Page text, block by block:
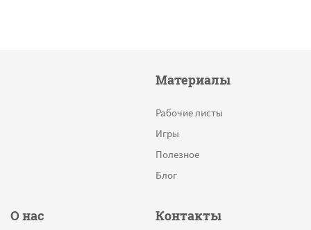
Материалы
Рабочие листы
Игры
Полезное
Блог
О нас Контакты